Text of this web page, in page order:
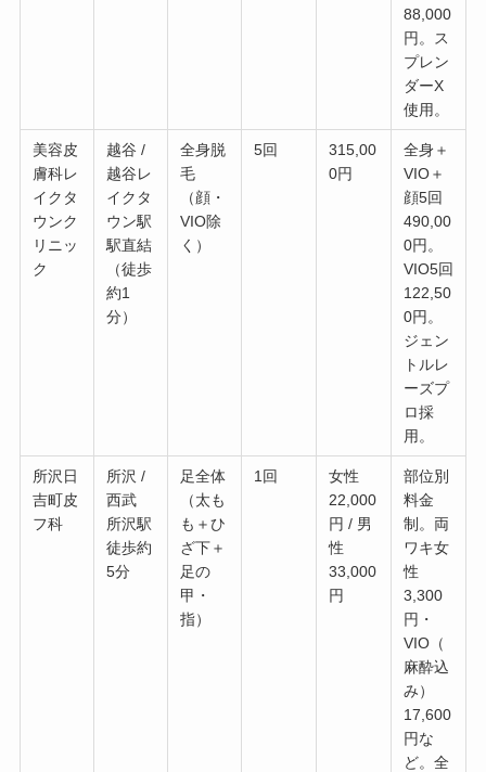
88,000
円。ス
プレン
ダーX
使用。
美容皮
膚科レ
イクタ
ウンク
リニッ
ク
越谷 /
越谷レ
イクタ
ウン駅
駅直結
（徒歩
約1
分）
全身脱
毛
（顔・
VIO除
く）
5回
315,00
0円
全身＋
VIO＋
顔5回
490,00
0円。
VIO5回
122,50
0円。
ジェン
トルレ
ーズプ
ロ採
用。
所沢日
吉町皮
フ科
所沢 /
西武
所沢駅
徒歩約
5分
足全体
（太も
も＋ひ
ざ下＋
足の
甲・
指）
1回
女性
22,000
円 / 男
性
33,000
円
部位別
料金
制。両
ワキ女
性
3,300
円・
VIO（
麻酔込
み）
17,600
円な
ど。全